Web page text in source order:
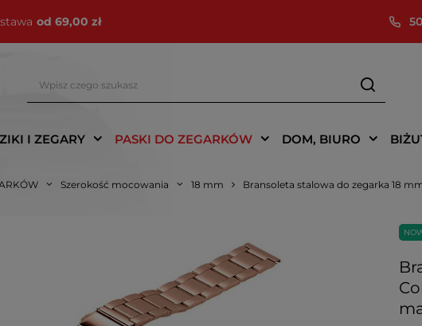
od 69,00 zł
I ZEGARY PASKI DO ZEGARKÓW DOM, BIURO
Szerokość mocowania 18 mm Bransoleta stalowa do zegarka 18